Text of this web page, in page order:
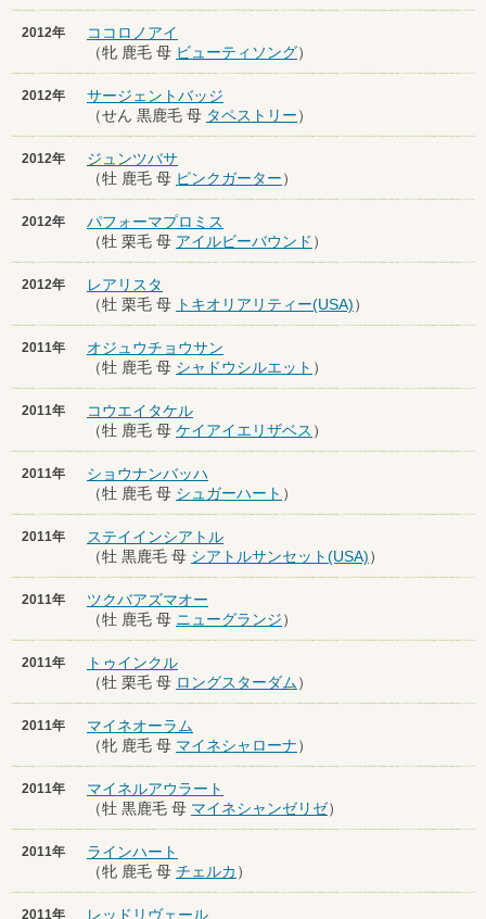
2012年
ココロノアイ
（牝 鹿毛 母 ビューティソング）
2012年
サージェントバッジ
（せん 黒鹿毛 母 タペストリー）
2012年
ジュンツバサ
（牡 鹿毛 母 ピンクガーター）
2012年
パフォーマプロミス
（牡 栗毛 母 アイルビーバウンド ）
2012年
レアリスタ
（牡 栗毛 母 トキオリアリティー(USA)）
2011年
オジュウチョウサン
（牡 鹿毛 母 シャドウシルエット ）
2011年
コウエイタケル
（牡 鹿毛 母 ケイアイエリザベス ）
2011年
ショウナンバッハ
（牡 鹿毛 母 シュガーハート ）
2011年
ステイインシアトル
（牡 黒鹿毛 母 シアトルサンセット(USA)）
2011年
ツクバアズマオー
（牡 鹿毛 母 ニューグランジ）
2011年
トゥインクル
（牡 栗毛 母 ロングスターダム）
2011年
マイネオーラム
（牝 鹿毛 母 マイネシャローナ）
2011年
マイネルアウラート
（牡 黒鹿毛 母 マイネシャンゼリゼ）
2011年
ラインハート
（牝 鹿毛 母 チェルカ ）
2011年 レッドリヴェール